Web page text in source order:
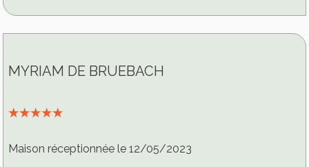
MYRIAM DE BRUEBACH
⭑⭑⭑⭑⭑
Maison réceptionnée le 12/05/2023